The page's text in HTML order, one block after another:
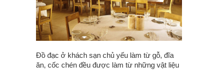
Đồ đạc ở khách sạn chủ yếu làm từ gỗ, đĩa
ăn, cốc chén đều được làm từ những vật liệu